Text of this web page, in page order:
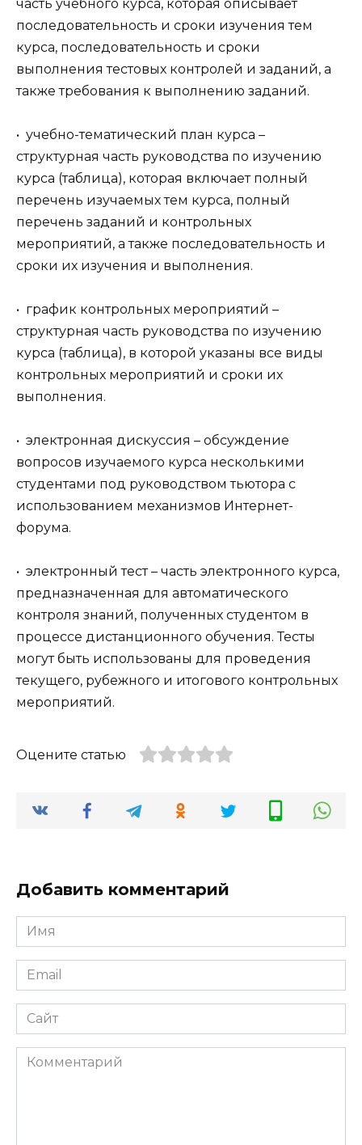
часть учебного курса, которая описывает
последовательность и сроки изучения тем
курса, последовательность и сроки
выполнения тестовых контролей и заданий, а
также требования к выполнению заданий.
• учебно-тематический план курса –
структурная часть руководства по изучению
курса (таблица), которая включает полный
перечень изучаемых тем курса, полный
перечень заданий и контрольных
мероприятий, а также последовательность и
сроки их изучения и выполнения.
• график контрольных мероприятий –
структурная часть руководства по изучению
курса (таблица), в которой указаны все виды
контрольных мероприятий и сроки их
выполнения.
• электронная дискуссия – обсуждение
вопросов изучаемого курса несколькими
студентами под руководством тьютора с
использованием механизмов Интернет-
форума.
• электронный тест – часть электронного курса,
предназначенная для автоматического
контроля знаний, полученных студентом в
процессе дистанционного обучения. Тесты
могут быть использованы для проведения
текущего, рубежного и итогового контрольных
мероприятий.
Оцените статью
Добавить комментарий
Имя
*
Email
*
Сайт
Комментарий